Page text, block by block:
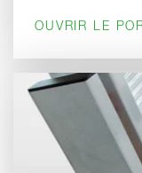
OUVRIR LE